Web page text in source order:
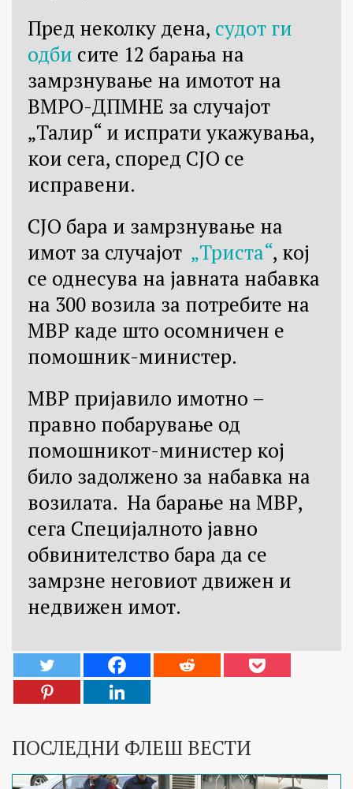
Пред неколку дена, судот ги
одби сите 12 барања на
замрзнување на имотот на
ВМРО-ДПМНЕ за случајот
„Талир“ и испрати укажувања,
кои сега, според СЈО се
исправени.
СЈО бара и замрзнување на
имот за случајот „Триста“, кој
се однесува на јавната набавка
на 300 возила за потребите на
МВР каде што осомничен е
помошник-министер.
МВР пријавило имотно –
правно побарување од
помошникот-министер кој
било задолжено за набавка на
возилата. На барање на МВР,
сега Специјалното јавно
обвинителство бара да се
замрзне неговиот движен и
недвижен имот.
ПОСЛЕДНИ ФЛЕШ ВЕСТИ